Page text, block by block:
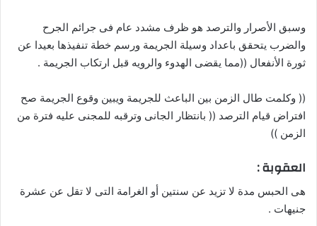
وسبق الأصرار والترصد هو ظرف مشدد عام فى جرائم الجرح
والضرب يتحقق باعداد وسيلة الجريمة ورسم خطة تنفيذها بعيدا عن
ثورة الأنفعال ((مما يقضى الهدوء والرويه قبل ارتكاب الجريمة .
(( وكلمت طال الزمن بين الباعث للجريمة ويبين وقوع الجريمة صح
افتراض قيام الترصد (( بانتظار الجانى وترقبه للمجنى عليه فترة من
الزمن ))
العقوبة :
هى الحبس مدة لا تزيد عن سنتين أو الغرامة التى لا تقل عن عشرة
جنيهات .